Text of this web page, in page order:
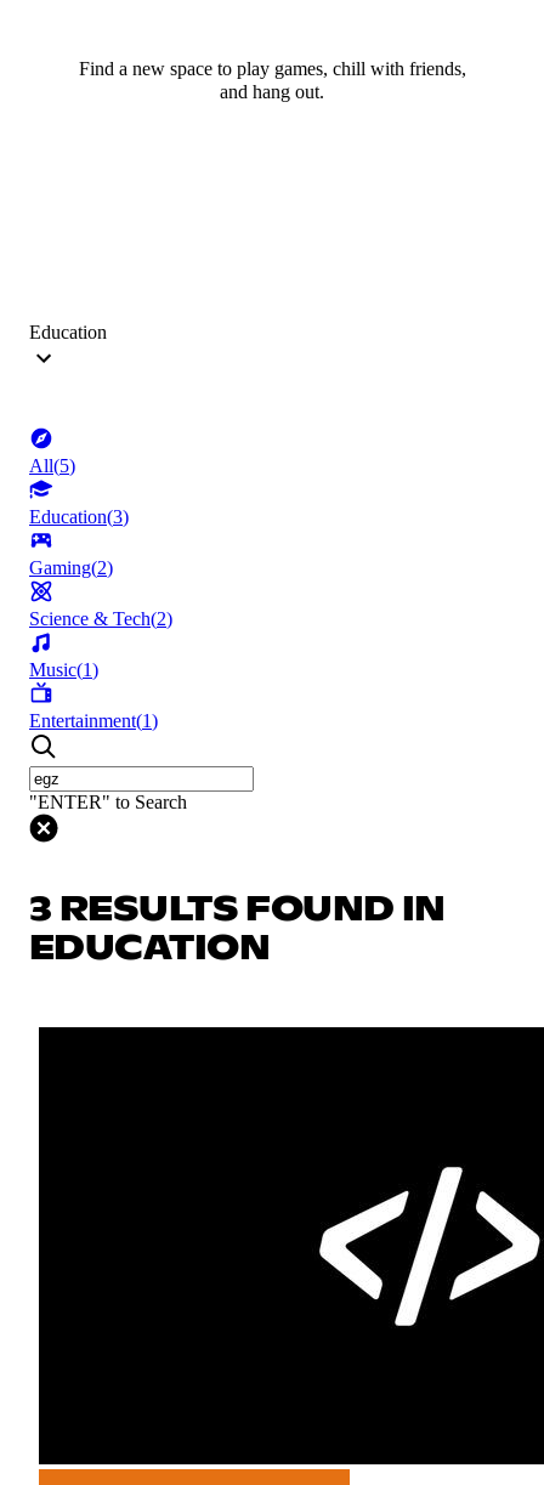
Find a new space to play games, chill with friends,
and hang out.
Education
All(5)
Education(3)
Gaming(2)
Science & Tech(2)
Music(1)
Entertainment(1)
"ENTER" to Search
3 RESULTS FOUND IN
EDUCATION